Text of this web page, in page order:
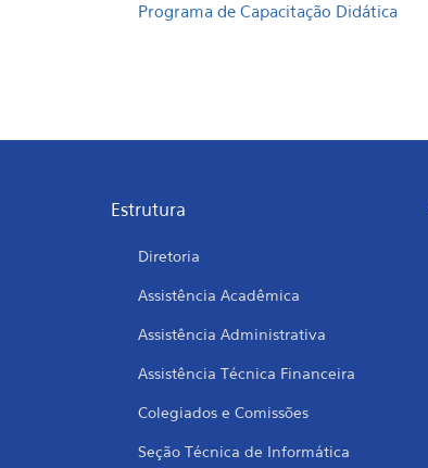
Programa de Capacitação Didática
Estrutura
Diretoria
Assistência Acadêmica
Assistência Administrativa
Assistência Técnica Financeira
Colegiados e Comissões
Seção Técnica de Informática